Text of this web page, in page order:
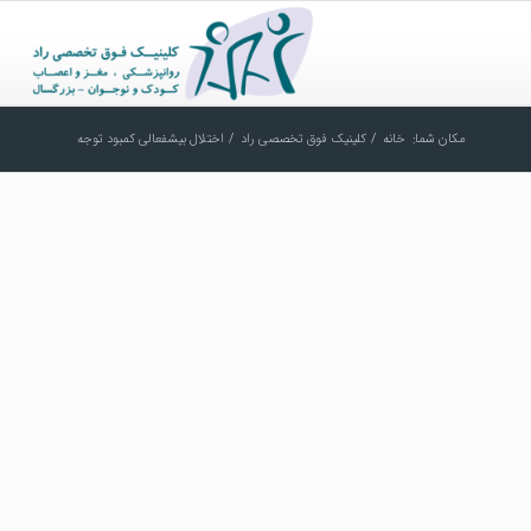
مکان شما: خانه / کلینیک فوق تخصصی راد / اختلال بیشفعالی کمبود توجه